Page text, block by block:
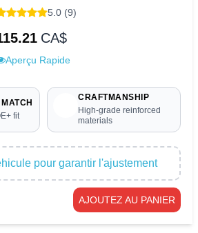
5.0 (9)
CA$
Aperçu Rapide
fit
CRAFTMANSHIP
High-grade reinforced
materials
pour garantir l'ajustement
AJOUTEZ AU PANIER